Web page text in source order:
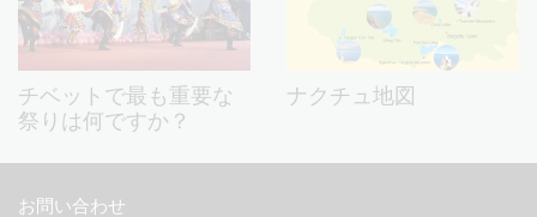
チベットで最も重要な
祭りは何ですか？
ナクチュ地図
お問い合わせ